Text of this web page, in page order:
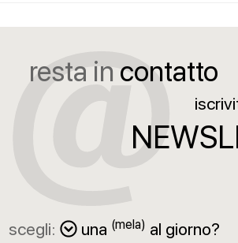
resta in contatto
scegli: una (mela) al giorno?